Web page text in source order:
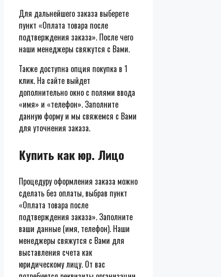
Для дальнейшего заказа выберете
пункт «Оплата товара после
подтверждения заказа». После чего
наши менеджеры свяжутся с Вами.
Также доступна опция покупка в 1
клик. На сайте выйдет
дополнительно окно с полями ввода
«имя» и «телефон». Заполните
данную форму и мы свяжемся с Вами
для уточнения заказа.
Купить как юр. Лицо
Процедуру оформления заказа можно
сделать без оплаты, выбрав пункт
«Оплата товара после
подтверждения заказа». Заполните
ваши данные (имя, телефон). Наши
менеджеры свяжутся с Вами для
выставления счета как
юридическому лицу. От вас